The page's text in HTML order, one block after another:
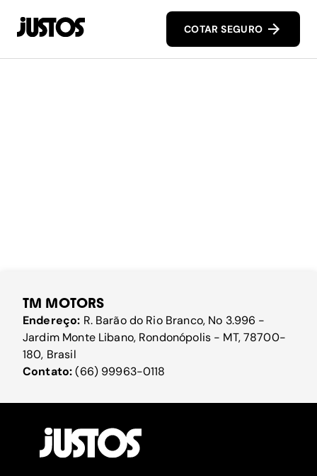
COTAR SEGURO
TM MOTORS
Endereço: R. Barão do Rio Branco, No 3.996 -
Jardim Monte Libano, Rondonópolis - MT, 78700-
180, Brasil
Contato:(66) 99963-0118